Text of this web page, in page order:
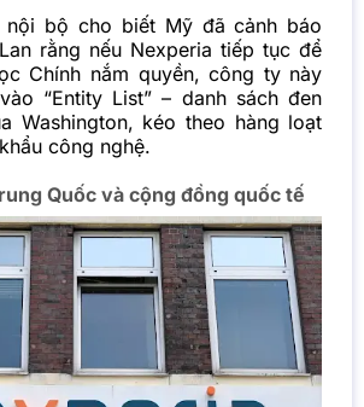
nội bộ cho biết Mỹ đã cảnh báo
rằng nếu Nexperia tiếp tục để
Chính nắm quyền, công ty này
“Entity List” – danh sách đen
Washington, kéo theo hàng loạt
công nghệ.
Quốc và cộng đồng quốc tế